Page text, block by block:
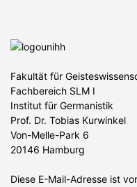
Fakultät für
Fachbereich SLM I
Institut für Germanistik
Prof. Dr. Tobias Kurwinkel
Von-Melle-Park 6
20146 Hamburg
Diese E-Mail-Adresse ist